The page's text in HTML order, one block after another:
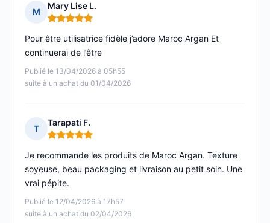
M
Mary Lise L.
Note : 5 sur 5
Publié le 13/04/2026 à 05h55
suite à un achat du 01/04/2026
Pour être utilisatrice fidèle j’adore Maroc Argan Et
continuerai de l’être
T
Tarapati F.
Note : 5 sur 5
Publié le 12/04/2026 à 17h57
suite à un achat du 02/04/2026
Je recommande les produits de Maroc Argan. Texture
soyeuse, beau packaging et livraison au petit soin. Une
vrai pépite.